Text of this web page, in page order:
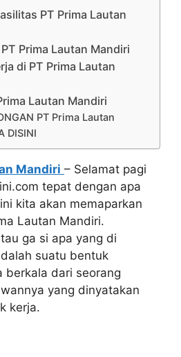
PT Prima Lautan
Prima Lautan Mandiri
di PT Prima Lautan
Lautan Mandiri
PT Prima Lautan
DISINI
Mandiri – Selamat pagi
tepat dengan apa
kita akan memaparkan
Lautan Mandiri.
ga si apa yang di
suatu bentuk
berkala dari seorang
yang dinyatakan
kerja.